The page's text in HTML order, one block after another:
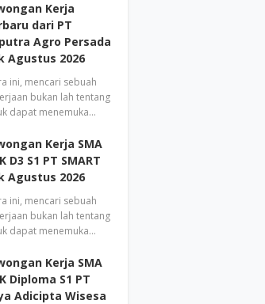
Kerja
dari PT
Agro Persada
Agustus 2026
ini, mencari sebuah
bukan lah tentang
dapat menemuka…
Kerja SMA
D3 S1 PT SMART
Agustus 2026
ini, mencari sebuah
bukan lah tentang
dapat menemuka…
Kerja SMA
Diploma S1 PT
Adicipta Wisesa